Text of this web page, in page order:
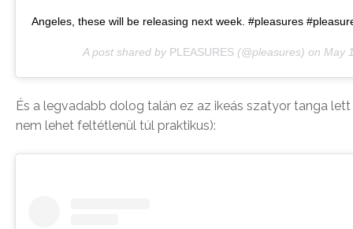
Angeles, these will be releasing next week. #pleasures
A post shared by PLEASURES (@pleasures) on May
És a legvadabb dolog talán ez az ikeás szatyor tanga
nem lehet feltétlenül túl praktikus):